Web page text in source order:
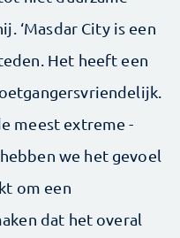
‘Masdar City is een
Het heeft een
meest extreme
we het gevoel
om een
dat het overal